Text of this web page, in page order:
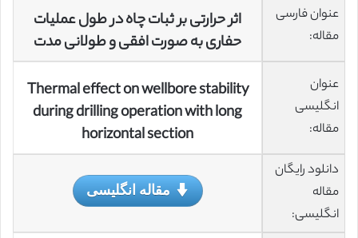
عنوان فارسی
مقاله:
اثر حرارتی بر ثبات چاه در طول عملیات
حفاری به صورت افقی و طولانی مدت
عنوان
انگلیسی
مقاله:
Thermal effect on wellbore stability
during drilling operation with long
horizontal section
دانلود رایگان
مقاله
انگلیسی:
مقاله انگلیسی